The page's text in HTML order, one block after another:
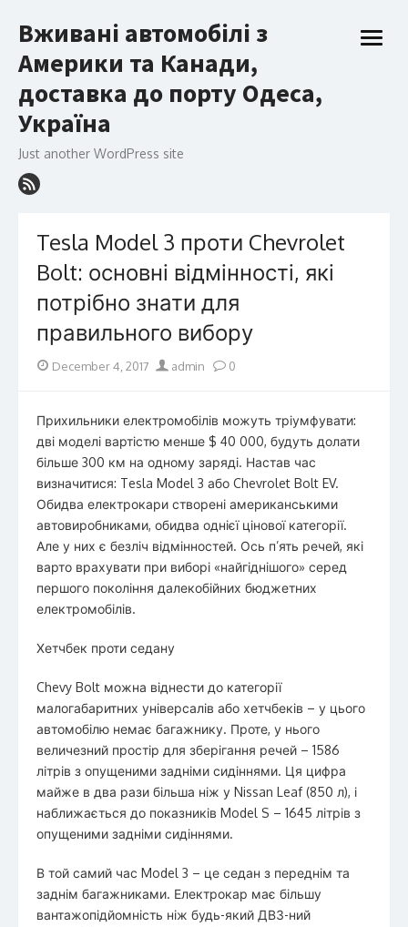
to
Вживані автомобілі з
Америки та Канади,
доставка до порту Одеса,
Україна
Just another WordPress site
open
Tesla Model 3 проти Chevrolet
Bolt: основні відмінності, які
потрібно знати для
правильного вибору
Posted
December 4, 2017 Author
admin 0
Прихильники електромобілів можуть тріумфувати:
дві моделі вартістю менше $ 40 000, будуть долати
більше 300 км на одному заряді. Настав час
визначитися: Tesla Model 3 або Chevrolet Bolt EV.
Обидва електрокари створені американськими
автовиробниками, обидва однієї цінової категорії.
Але у них є безліч відмінностей. Ось п’ять речей, які
варто врахувати при виборі «найгіднішого» серед
першого покоління далекобійних бюджетних
електромобілів.
Хетчбек проти седану
Chevy Bolt можна віднести до категорії
малогабаритних універсалів або хетчбеків – у цього
автомобілю немає багажнику. Проте, у нього
величезний простір для зберігання речей – 1586
літрів з опущеними задніми сидіннями. Ця цифра
майже в два рази більша ніж у Nissan Leaf (850 л), і
наближається до показників Model S – 1645 літрів з
опущеними задніми сидіннями.
В той самий час Model 3 – це седан з переднім та
заднім багажниками. Електрокар має більшу
вантажопідйомність ніж будь-який ДВЗ-ний